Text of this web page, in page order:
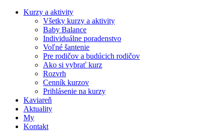
Kurzy a aktivity
Všetky kurzy a aktivity
Baby Balance
Individuálne poradenstvo
Voľné šantenie
Pre rodičov a budúcich rodičov
Ako si vybrať kurz
Rozvrh
Cenník kurzov
Prihlásenie na kurzy
Kaviareň
Aktuality
My
Kontakt